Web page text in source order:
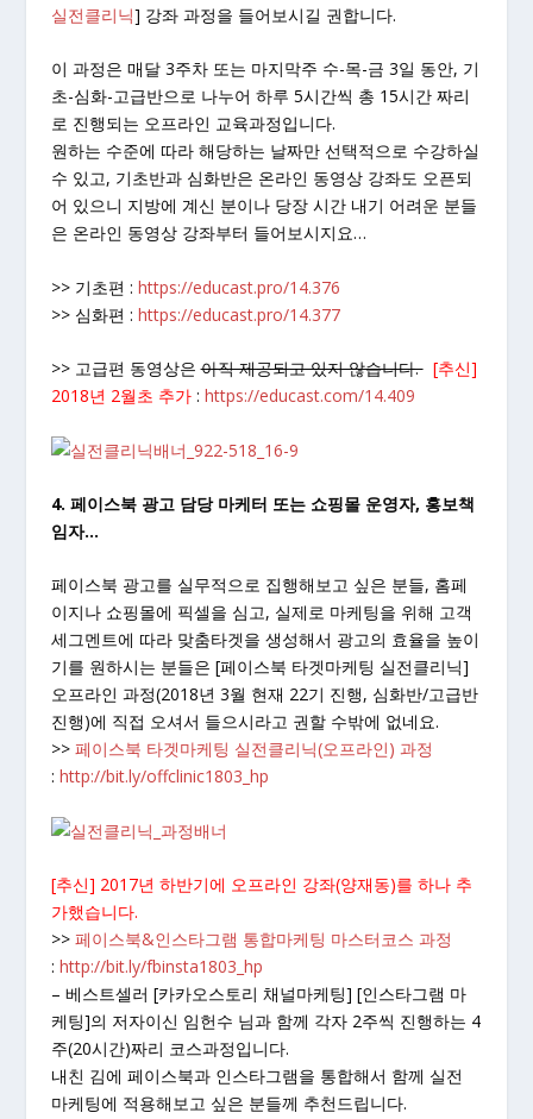
실전클리닉] 강좌 과정을 들어보시길 권합니다.
이 과정은 매달 3주차 또는 마지막주 수-목-금 3일 동안, 기
초-심화-고급반으로 나누어 하루 5시간씩 총 15시간 짜리
로 진행되는 오프라인 교육과정입니다.
원하는 수준에 따라 해당하는 날짜만 선택적으로 수강하실
수 있고, 기초반과 심화반은 온라인 동영상 강좌도 오픈되
어 있으니 지방에 계신 분이나 당장 시간 내기 어려운 분들
은 온라인 동영상 강좌부터 들어보시지요…
>> 기초편 : https://educast.pro/14.376
>> 심화편 : https://educast.pro/14.377
>> 고급편 동영상은아직 제공되고 있지 않습니다. [추신]
2018년 2월초 추가: https://educast.com/14.409
4. 페이스북 광고 담당 마케터 또는 쇼핑몰 운영자, 홍보책
임자…
페이스북 광고를 실무적으로 집행해보고 싶은 분들, 홈페
이지나 쇼핑몰에 픽셀을 심고, 실제로 마케팅을 위해 고객
세그멘트에 따라 맞춤타겟을 생성해서 광고의 효율을 높이
기를 원하시는 분들은 [페이스북 타겟마케팅 실전클리닉]
오프라인 과정(2018년 3월 현재 22기 진행, 심화반/고급반
진행)에 직접 오셔서 들으시라고 권할 수밖에 없네요.
>> 페이스북 타겟마케팅 실전클리닉(오프라인) 과정
: http://bit.ly/offclinic1803_hp
[추신] 2017년 하반기에 오프라인 강좌(양재동)를 하나 추
가했습니다.
>> 페이스북&인스타그램 통합마케팅 마스터코스 과정
: http://bit.ly/fbinsta1803_hp
– 베스트셀러 [카카오스토리 채널마케팅] [인스타그램 마
케팅]의 저자이신 임헌수 님과 함께 각자 2주씩 진행하는 4
주(20시간)짜리 코스과정입니다.
내친 김에 페이스북과 인스타그램을 통합해서 함께 실전
마케팅에 적용해보고 싶은 분들께 추천드립니다.